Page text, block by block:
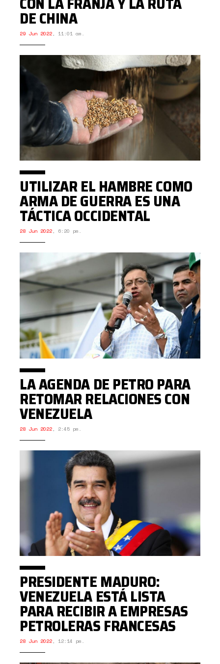
DE CHINA
29 Jun 2022, 11:01 am.
UTILIZAR EL HAMBRE COMO
ARMA DE GUERRA ES UNA
TÁCTICA OCCIDENTAL
28 Jun 2022, 6:20 pm.
LA AGENDA DE PETRO PARA
RETOMAR RELACIONES CON
VENEZUELA
28 Jun 2022, 2:45 pm.
PRESIDENTE MADURO:
VENEZUELA ESTÁ LISTA
PARA RECIBIR A EMPRESAS
PETROLERAS FRANCESAS
28 Jun 2022, 12:14 pm.